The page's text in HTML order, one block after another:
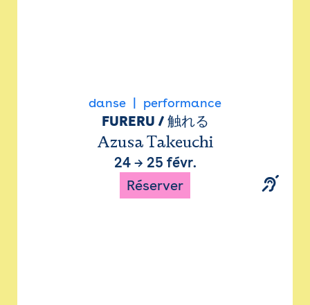
danse performance
FURERU / 触れる
Azusa Takeuchi
24→ 25 févr.
Réserver